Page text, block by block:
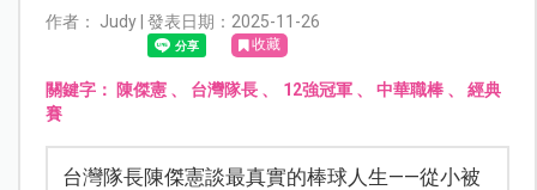
作者： Judy | 發表日期：2025-11-26
收藏
關鍵字： 陳傑憲 、 台灣隊長 、 12強冠軍、 中華職棒、 經典
賽
台灣隊長陳傑憲談最真實的棒球人生——從小被